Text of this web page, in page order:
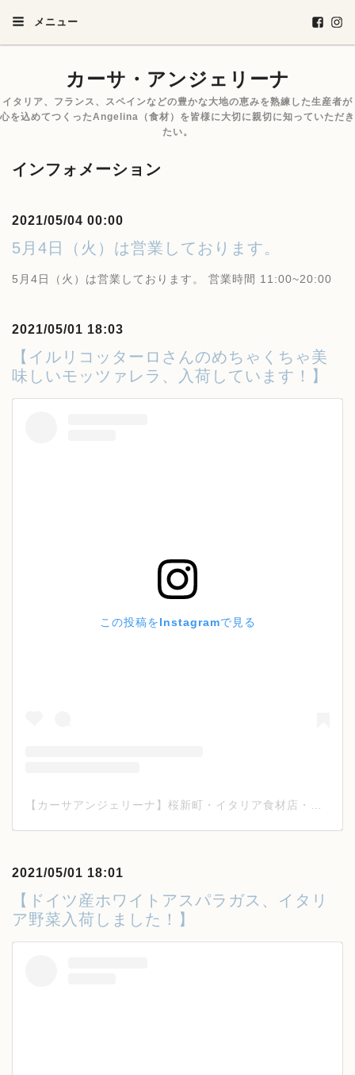
メニュー
カーサ・アンジェリーナ
イタリア、フランス、スペインなどの豊かな大地の恵みを熟練した生産者が
心を込めてつくったAngelina（食材）を皆様に大切に親切に知っていただき
たい。
インフォメーション
2021/05/04 00:00
5月4日（火）は営業しております。
5月4日（火）は営業しております。 営業時間 11:00~20:00
2021/05/01 18:03
【イルリコッターロさんのめちゃくちゃ美
味しいモッツァレラ、入荷しています！】
この投稿をInstagramで見る
【カーサアンジェリーナ】桜新町・イタリア食材店・ワイン(@casa_angelina_tokyo)がシェアした投稿
2021/05/01 18:01
【ドイツ産ホワイトアスパラガス、イタリ
ア野菜入荷しました！】